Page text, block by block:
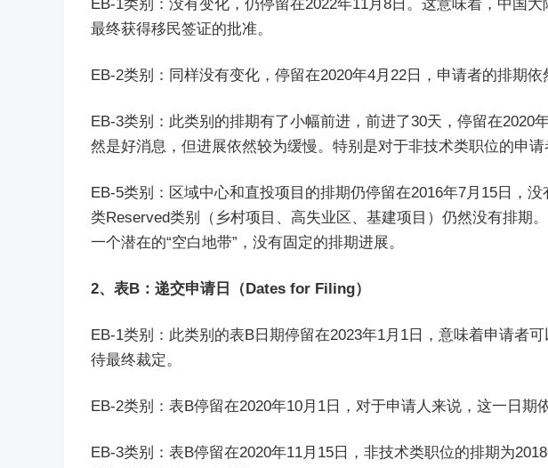
EB-1类别：没有变化，仍停留在2022年11月8日。这意味着，中国
最终获得移民签证的批准。
EB-2类别：同样没有变化，停留在2020年4月22日，申请者的排期依
EB-3类别：此类别的排期有了小幅前进，前进了30天，停留在2020
然是好消息，但进展依然较为缓慢。特别是对于非技术类职位的申请
EB-5类别：区域中心和直投项目的排期仍停留在2016年7月15日，
类Reserved类别（乡村项目、高失业区、基建项目）仍然没有排期
一个潜在的“空白地带”，没有固定的排期进展。
2、表B：递交申请日（Dates for Filing）
EB-1类别：此类别的表B日期停留在2023年1月1日，意味着申请者
待最终裁定。
EB-2类别：表B停留在2020年10月1日，对于申请人来说，这一日期
EB-3类别：表B停留在2020年11月15日，非技术类职位的排期为